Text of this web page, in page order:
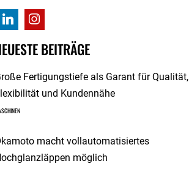
BEITRÄGE
Fertigungstiefe als Garant für Qualität,
und Kundennähe
macht vollautomatisiertes
möglich